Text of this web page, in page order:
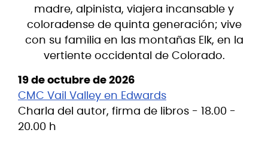
madre, alpinista, viajera incansable y
coloradense de quinta generación; vive
con su familia en las montañas Elk, en la
vertiente occidental de Colorado.
19 de octubre de 2026
CMC Vail Valley en Edwards
Charla del autor, firma de libros - 18.00 -
20.00 h